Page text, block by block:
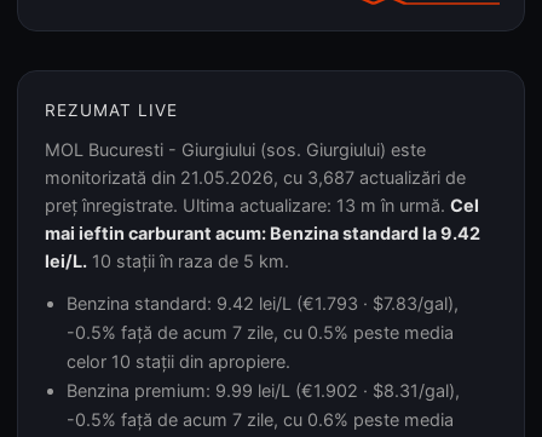
REZUMAT LIVE
MOL Bucuresti - Giurgiului (sos. Giurgiului) este
monitorizată din 21.05.2026, cu 3,687 actualizări de
preț înregistrate. Ultima actualizare: 13 m în urmă. Cel
mai ieftin carburant acum: Benzina standard la 9.42
lei/L. 10 stații în raza de 5 km.
Benzina standard: 9.42 lei/L (€1.793 · $7.83/gal),
-0.5% față de acum 7 zile, cu 0.5% peste media
celor 10 stații din apropiere.
Benzina premium: 9.99 lei/L (€1.902 · $8.31/gal),
-0.5% față de acum 7 zile, cu 0.6% peste media